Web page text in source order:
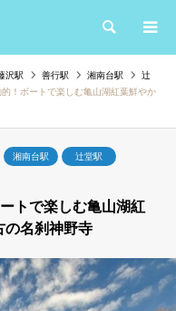
検索
沢駅 善行駅 湘南台駅
辻
！ボートで楽しむ亀山湖紅葉鮮やか
湘南台駅 辻堂駅
トで楽しむ亀山湖紅
の名刹神野寺